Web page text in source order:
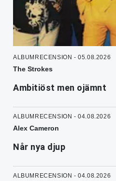
ALBUMRECENSION - 05.08.2026
The Strokes
Ambitiöst men ojämnt
ALBUMRECENSION - 04.08.2026
Alex Cameron
Når nya djup
ALBUMRECENSION - 04.08.2026